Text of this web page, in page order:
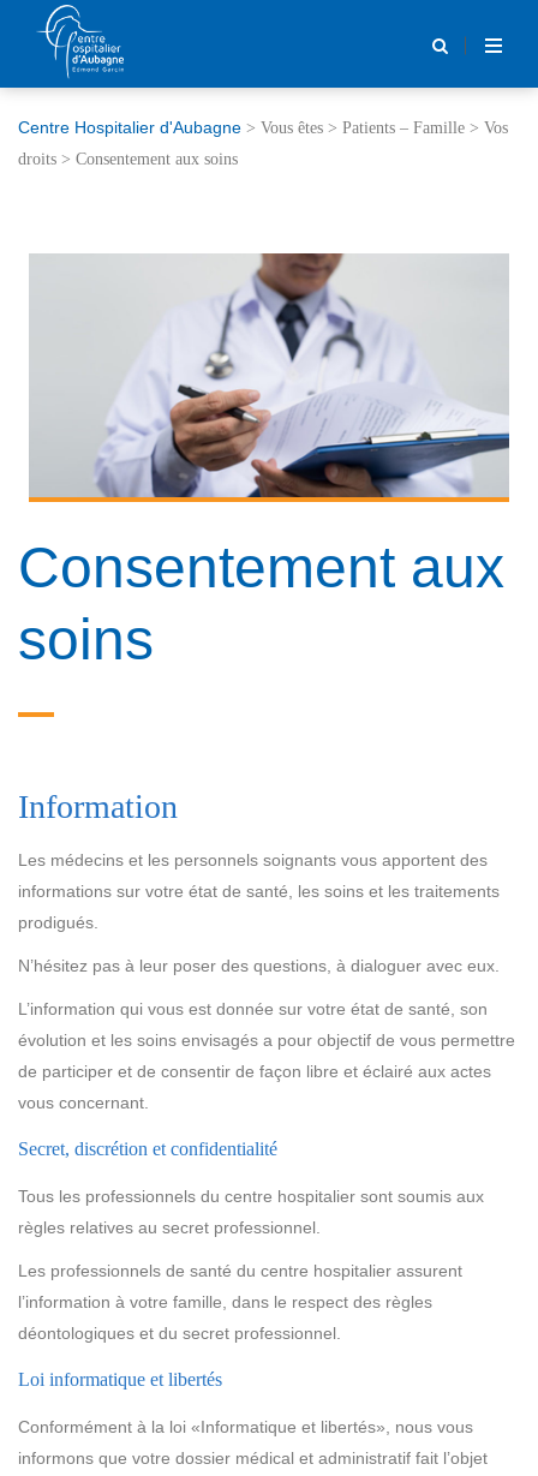
Centre Hospitalier d'Aubagne > Vous êtes > Patients – Famille > Vos
droits > Consentement aux soins
Consentement aux
soins
Information
Les médecins et les personnels soignants vous apportent des
informations sur votre état de santé, les soins et les traitements
prodigués.
N’hésitez pas à leur poser des questions, à dialoguer avec eux.
L’information qui vous est donnée sur votre état de santé, son
évolution et les soins envisagés a pour objectif de vous permettre
de participer et de consentir de façon libre et éclairé aux actes
vous concernant.
Secret, discrétion et confidentialité
Tous les professionnels du centre hospitalier sont soumis aux
règles relatives au secret professionnel.
Les professionnels de santé du centre hospitalier assurent
l’information à votre famille, dans le respect des règles
déontologiques et du secret professionnel.
Loi informatique et libertés
Conformément à la loi «Informatique et libertés», nous vous
informons que votre dossier médical et administratif fait l’objet